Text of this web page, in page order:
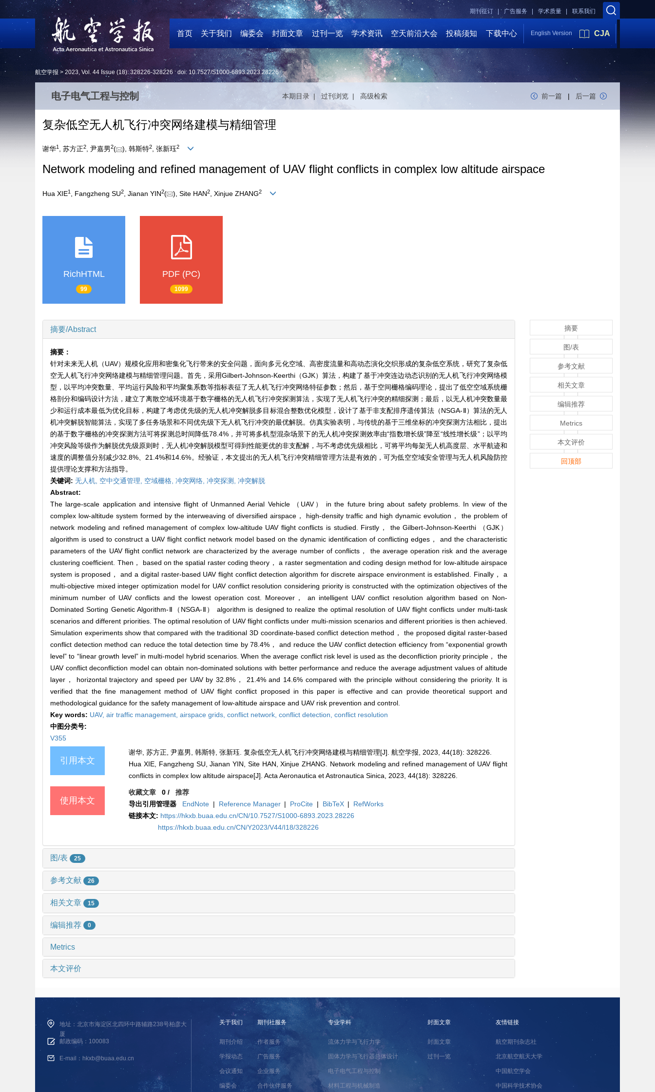
联系我们
学术质量 |
广告服务 |
期刊征订 |
首页 关于我们 编委会 封面文章 过刊一览 学术资讯 空天前沿大会 投稿须知 下载中心 English Version CJA
航空学报 > 2023, Vol. 44 Issue (18): 328226-328226 doi: 10.7527/S1000-6893.2023.28226
电子电气工程与控制 本期目录 | 过刊浏览 | 高级检索 前一篇 | 后一篇
复杂低空无人机飞行冲突网络建模与精细管理
谢华1 , 苏方正2, 尹嘉男2( ), 韩斯特2, 张新珏2
Network modeling and refined management of UAV flight conflicts in complex low altitude airspace
Hua XIE1 , Fangzheng SU2 , Jianan YIN2( ), Site HAN2 , Xinjue ZHANG2
RichHTML
99
PDF (PC)
1099
摘要/Abstract
摘要：
针对未来无人机（UAV）规模化应用和密集化飞行带来的安全问题，面向多元化空域、高密度流量和高动态演化交织形成的复杂低空系统，研究了复杂低
空无人机飞行冲突网络建模与精细管理问题。首先，采用Gilbert-Johnson-Keerthi（GJK）算法，构建了基于冲突连边动态识别的无人机飞行冲突网络模
型，以平均冲突数量、平均运行风险和平均聚集系数等指标表征了无人机飞行冲突网络特征参数；然后，基于空间栅格编码理论，提出了低空空域系统栅
格剖分和编码设计方法，建立了离散空域环境基于数字栅格的无人机飞行冲突探测算法，实现了无人机飞行冲突的精细探测；最后，以无人机冲突数量最
少和运行成本最低为优化目标，构建了考虑优先级的无人机冲突解脱多目标混合整数优化模型，设计了基于非支配排序遗传算法（NSGA-Ⅱ）算法的无人
机冲突解脱智能算法，实现了多任务场景和不同优先级下无人机飞行冲突的最优解脱。仿真实验表明，与传统的基于三维坐标的冲突探测方法相比，提出
的基于数字栅格的冲突探测方法可将探测总时间降低78.4%，并可将多机型混杂场景下的无人机冲突探测效率由“指数增长级”降至“线性增长级”；以平均
冲突风险等级作为解脱优先级原则时，无人机冲突解脱模型可得到性能更优的非支配解，与不考虑优先级相比，可将平均每架无人机高度层、水平航迹和
速度的调整值分别减少32.8%、21.4%和14.6%。经验证，本文提出的无人机飞行冲突精细管理方法是有效的，可为低空空域安全管理与无人机风险防控
提供理论支撑和方法指导。
关键词: 无人机, 空中交通管理, 空域栅格, 冲突网络, 冲突探测, 冲突解脱
Abstract:
The large-scale application and intensive flight of Unmanned Aerial Vehicle （UAV） in the future bring about safety problems. In view of the
complex low-altitude system formed by the interweaving of diversified airspace， high-density traffic and high dynamic evolution， the problem of
network modeling and refined management of complex low-altitude UAV flight conflicts is studied. Firstly， the Gilbert-Johnson-Keerthi （GJK）
algorithm is used to construct a UAV flight conflict network model based on the dynamic identification of conflicting edges， and the characteristic
parameters of the UAV flight conflict network are characterized by the average number of conflicts， the average operation risk and the average
clustering coefficient. Then， based on the spatial raster coding theory， a raster segmentation and coding design method for low-altitude airspace
system is proposed， and a digital raster-based UAV flight conflict detection algorithm for discrete airspace environment is established. Finally， a
multi-objective mixed integer optimization model for UAV conflict resolution considering priority is constructed with the optimization objectives of the
minimum number of UAV conflicts and the lowest operation cost. Moreover， an intelligent UAV conflict resolution algorithm based on Non-
Dominated Sorting Genetic Algorithm-Ⅱ（NSGA-Ⅱ） algorithm is designed to realize the optimal resolution of UAV flight conflicts under multi-task
scenarios and different priorities. The optimal resolution of UAV flight conflicts under multi-mission scenarios and different priorities is then achieved.
Simulation experiments show that compared with the traditional 3D coordinate-based conflict detection method， the proposed digital raster-based
conflict detection method can reduce the total detection time by 78.4%， and reduce the UAV conflict detection efficiency from “exponential growth
level” to “linear growth level” in multi-model hybrid scenarios. When the average conflict risk level is used as the deconfliction priority principle， the
UAV conflict deconfliction model can obtain non-dominated solutions with better performance and reduce the average adjustment values of altitude
layer， horizontal trajectory and speed per UAV by 32.8%， 21.4% and 14.6% compared with the principle without considering the priority. It is
verified that the fine management method of UAV flight conflict proposed in this paper is effective and can provide theoretical support and
methodological guidance for the safety management of low-altitude airspace and UAV risk prevention and control.
Key words: UAV, air traffic management, airspace grids, conflict network, conflict detection, conflict resolution
中图分类号:
V355
引用本文
谢华, 苏方正, 尹嘉男, 韩斯特, 张新珏. 复杂低空无人机飞行冲突网络建模与精细管理[J]. 航空学报, 2023, 44(18): 328226.
Hua XIE, Fangzheng SU, Jianan YIN, Site HAN, Xinjue ZHANG. Network modeling and refined management of UAV flight
conflicts in complex low altitude airspace[J]. Acta Aeronautica et Astronautica Sinica, 2023, 44(18): 328226.
使用本文
收藏文章 0 /推荐
导出引用管理器
EndNote | Reference Manager | ProCite | BibTeX |
RefWorks
链接本文: https://hkxb.buaa.edu.cn/CN/10.7527/S1000-6893.2023.28226
https://hkxb.buaa.edu.cn/CN/Y2023/V44/I18/328226
图/表 25
参考文献 26
相关文章 15
编辑推荐 0
Metrics
本文评价
摘要
图/表
参考文献
相关文章
编辑推荐
Metrics
本文评价
回顶部
地址：北京市海淀区北四环中路辅路238号柏彦大
厦
邮政编码：100083
E-mail：hkxb@buaa.edu.cn
关于我们
期刊介绍
学报动态
会议通知
编委会
期刊社服务
作者服务
广告服务
企业服务
合作伙伴服务
专业学科
流体力学与飞行力学
固体力学与飞行器总体设计
电子电气工程与控制
材料工程与机械制造
封面文章
封面文章
过刊一览
友情链接
航空期刊杂志社
北京航空航天大学
中国航空学会
中国科学技术协会